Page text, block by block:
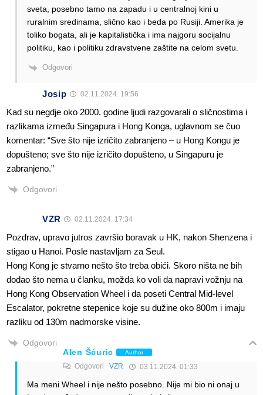
sveta, posebno tamo na zapadu i u centralnoj kini u
ruralnim sredinama, slično kao i beda po Rusiji. Amerika je
toliko bogata, ali je kapitalistička i ima najgoru socijalnu
politiku, kao i politiku zdravstvene zaštite na celom svetu.
Odgovori
Josip 02.11.2024. 19:56
Kad su negdje oko 2000. godine ljudi razgovarali o sličnostima i
razlikama između Singapura i Hong Konga, uglavnom se čuo
komentar: “Sve što nije izričito zabranjeno – u Hong Kongu je
dopušteno; sve što nije izričito dopušteno, u Singapuru je
zabranjeno.”
Odgovori
VZR 02.11.2024. 17:34
Pozdrav, upravo jutros završio boravak u HK, nakon Shenzena i
stigao u Hanoi. Posle nastavljam za Seul.
Hong Kong je stvarno nešto što treba obići. Skoro ništa ne bih
dodao što nema u članku, možda ko voli da napravi vožnju na
Hong Kong Observation Wheel i da poseti Central Mid-level
Escalator, pokretne stepenice koje su dužine oko 800m i imaju
razliku od 130m nadmorske visine.
Odgovori
Alen Šćuric
Author
Odgovori VZR 03.11.2024. 01:33
Ma meni Wheel i nije nešto posebno. Nije mi bio ni onaj u